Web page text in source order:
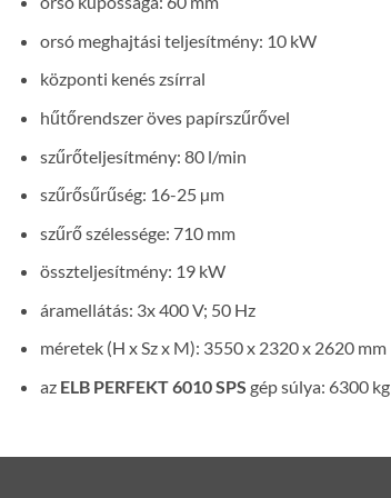
orsó meghajtási teljesítmény: 10 kW
központi kenés zsírral
hűtőrendszer öves papírszűrővel
szűrőteljesítmény: 80 l/min
szűrősűrűség: 16-25 µm
szűrő szélessége: 710 mm
összteljesítmény: 19 kW
áramellátás: 3x 400 V; 50 Hz
méretek (H x Sz x M): 3550 x 2320 x 2620 mm
az ELB PERFEKT 6010 SPS gép súlya: 6300 kg